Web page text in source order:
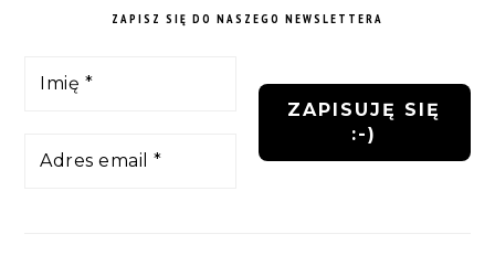
ZAPISZ SIĘ DO NASZEGO NEWSLETTERA